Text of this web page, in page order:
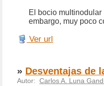
El bocio
embargo, muy poco
Ver url
» Desventajas de
Autor: Carlos A. Luna